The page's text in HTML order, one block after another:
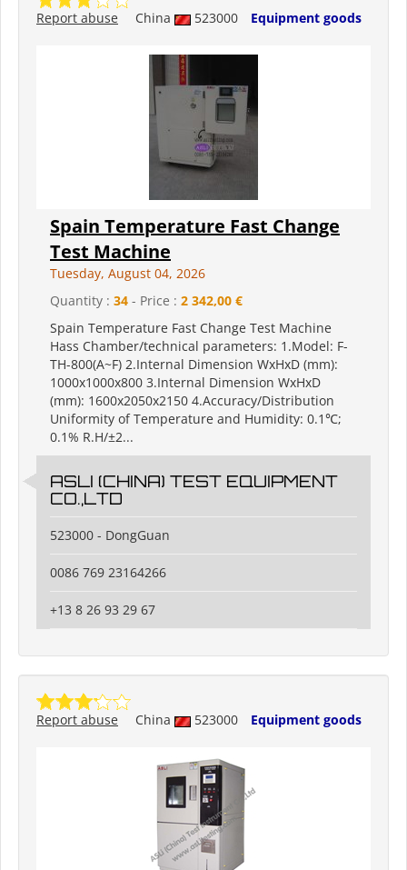
China 523000 Equipment goods
Report abuse
Spain Temperature Fast Change
Test Machine
Tuesday, August 04, 2026
Quantity : 34 - Price : 2 342,00 €
Spain Temperature Fast Change Test Machine
Hass Chamber/technical parameters: 1.Model: F-
TH-800(A~F) 2.Internal Dimension WxHxD (mm):
1000x1000x800 3.Internal Dimension WxHxD
(mm): 1600x2050x2150 4.Accuracy/Distribution
Uniformity of Temperature and Humidity: 0.1℃;
0.1% R.H/±2...
ASLI (CHINA) TEST EQUIPMENT
CO.,LTD
523000 - DongGuan
0086 769 23164266
+13 8 26 93 29 67
China 523000 Equipment goods
Report abuse